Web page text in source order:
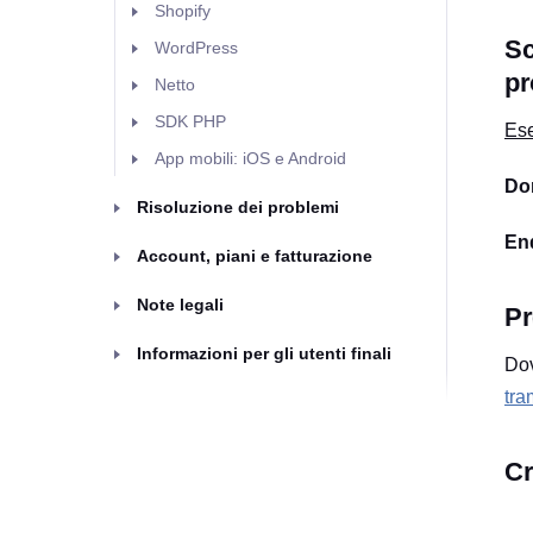
Shopify
WordPress
Netto
SDK PHP
App mobili: iOS e Android
Risoluzione dei problemi
Account, piani e fatturazione
Note legali
Informazioni per gli utenti finali